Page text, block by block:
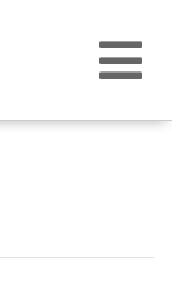
Abrir
menú